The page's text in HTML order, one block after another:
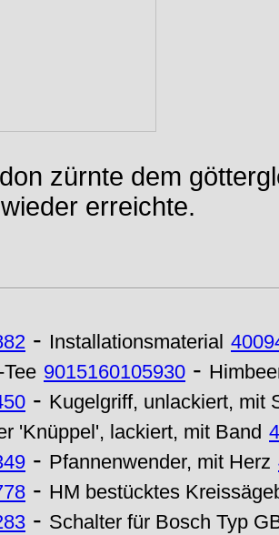
zürnte dem
erreichte.
- Installationsmaterial
9015160105930 -
- Kugelgriff, unlackiert, mit
'Knüppel', lackiert, mit Band
- Pfannenwender, mit Herz
- HM bestücktes
- Schalter für Bosch Typ